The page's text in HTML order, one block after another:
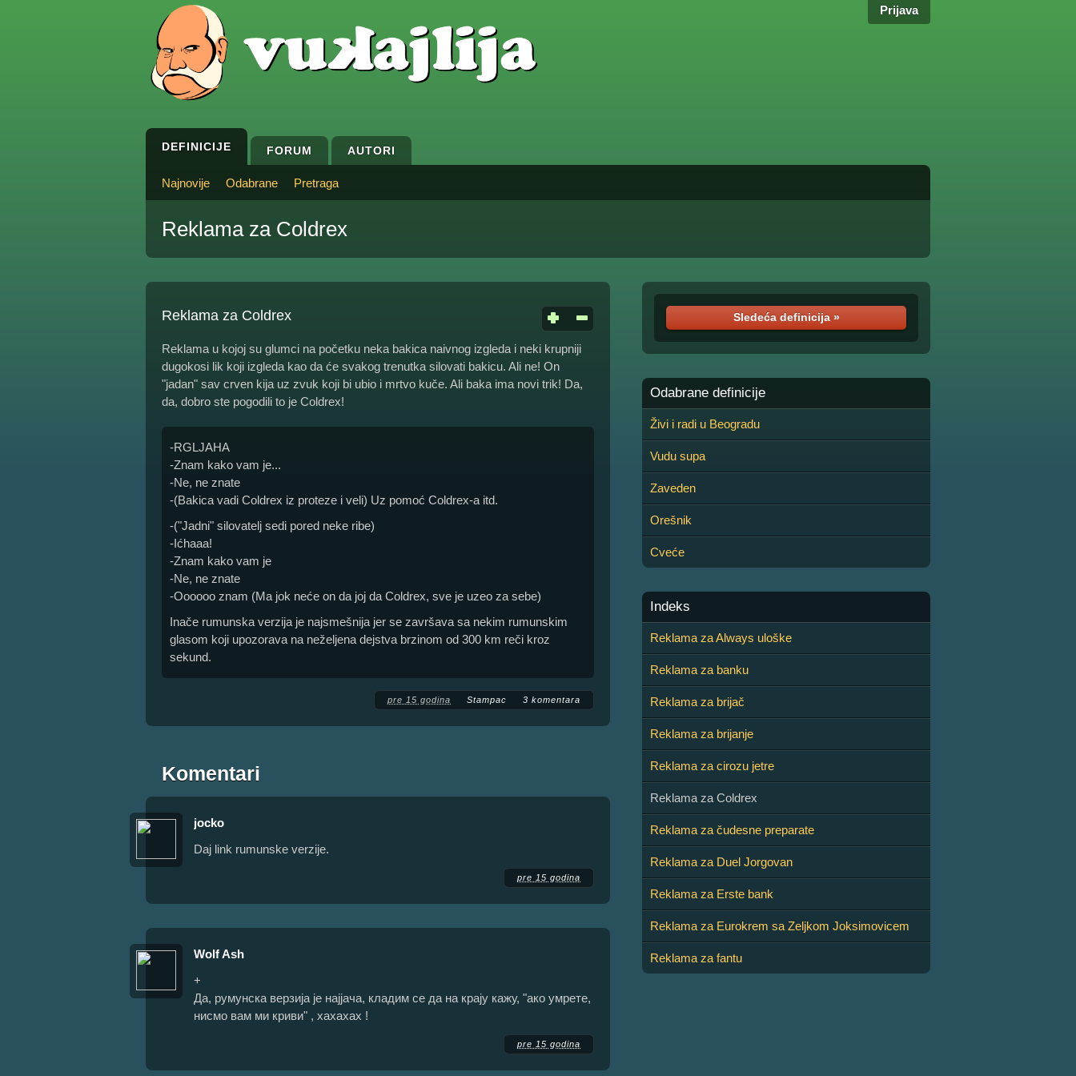
Prijava
DEFINICIJE FORUM AUTORI
Najnovije Odabrane Pretraga
Reklama za Coldrex
Reklama za Coldrex
Reklama u kojoj su glumci na početku neka bakica naivnog izgleda i neki krupniji
dugokosi lik koji izgleda kao da će svakog trenutka silovati bakicu. Ali ne! On
"jadan" sav crven kija uz zvuk koji bi ubio i mrtvo kuče. Ali baka ima novi trik! Da,
da, dobro ste pogodili to je Coldrex!
-RGLJAHA
-Znam kako vam je...
-Ne, ne znate
-(Bakica vadi Coldrex iz proteze i veli) Uz pomoć Coldrex-a itd.
-("Jadni" silovatelj sedi pored neke ribe)
-Ićhaaa!
-Znam kako vam je
-Ne, ne znate
-Oooooo znam (Ma jok neće on da joj da Coldrex, sve je uzeo za sebe)
Inače rumunska verzija je najsmešnija jer se završava sa nekim rumunskim
glasom koji upozorava na neželjena dejstva brzinom od 300 km reči kroz
sekund.
pre 15 godina Stampac 3 komentara
Komentari
jocko
Daj link rumunske verzije.
pre 15 godina
Wolf Ash
+
Да, румунска верзија је најјача, кладим се да на крају кажу, "ако умрете,
нисмо вам ми криви" , хахахах !
pre 15 godina
Sledeća definicija »
Odabrane definicije
Živi i radi u Beogradu
Vudu supa
Zaveden
Orešnik
Cveće
Indeks
Reklama za Always uloške
Reklama za banku
Reklama za brijač
Reklama za brijanje
Reklama za cirozu jetre
Reklama za Coldrex
Reklama za čudesne preparate
Reklama za Duel Jorgovan
Reklama za Erste bank
Reklama za Eurokrem sa Zeljkom Joksimovicem
Reklama za fantu